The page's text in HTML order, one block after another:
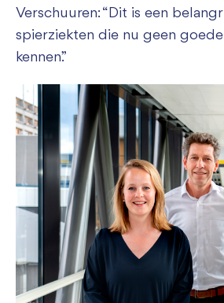
Verschuuren: “Dit is een
spierziekten die nu geen
kennen.”